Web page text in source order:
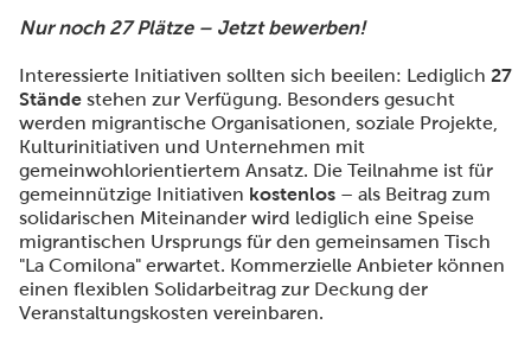
Nur noch 27 Plätze – Jetzt bewerben!
Interessierte Initiativen sollten sich beeilen: Lediglich 27
Stände stehen zur Verfügung. Besonders gesucht
werden migrantische Organisationen, soziale Projekte,
Kulturinitiativen und Unternehmen mit
gemeinwohlorientiertem Ansatz. Die Teilnahme ist für
gemeinnützige Initiativen kostenlos – als Beitrag zum
solidarischen Miteinander wird lediglich eine Speise
migrantischen Ursprungs für den gemeinsamen Tisch
"La Comilona" erwartet. Kommerzielle Anbieter können
einen flexiblen Solidarbeitrag zur Deckung der
Veranstaltungskosten vereinbaren.